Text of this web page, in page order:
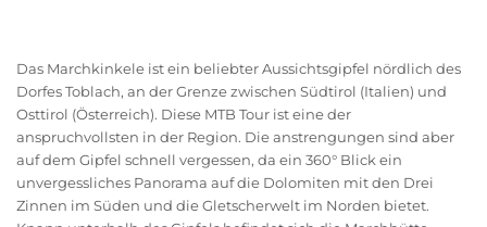
Das Marchkinkele ist ein beliebter Aussichtsgipfel nördlich des
Dorfes Toblach, an der Grenze zwischen Südtirol (Italien) und
Osttirol (Österreich). Diese MTB Tour ist eine der
anspruchvollsten in der Region. Die anstrengungen sind aber
auf dem Gipfel schnell vergessen, da ein 360° Blick ein
unvergessliches Panorama auf die Dolomiten mit den Drei
Zinnen im Süden und die Gletscherwelt im Norden bietet.